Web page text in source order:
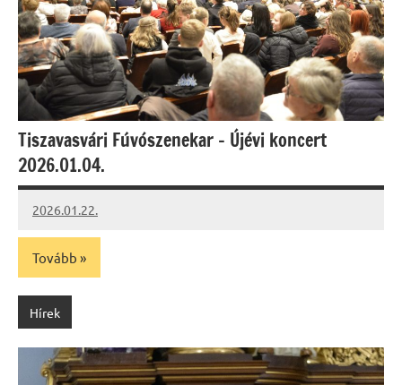
Tiszavasvári Fúvószenekar – Újévi koncert
2026.01.04.
2026.01.22.
Leiszt
Máté
Tovább
Hírek